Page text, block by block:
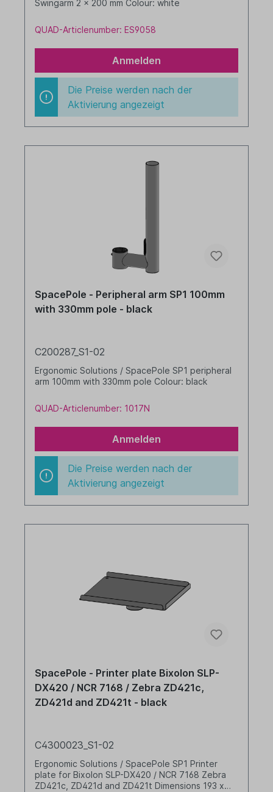
Swingarm 2 x 200 mm Colour: white
QUAD-Articlenumber: ES9058
Anmelden
Die Preise werden nach der
Aktivierung angezeigt
SpacePole - Peripheral arm SP1 100mm
with 330mm pole - black
C200287_S1-02
Ergonomic Solutions / SpacePole SP1 peripheral
arm 100mm with 330mm pole Colour: black
QUAD-Articlenumber: 1017N
Anmelden
Die Preise werden nach der
Aktivierung angezeigt
SpacePole - Printer plate Bixolon SLP-
DX420 / NCR 7168 / Zebra ZD421c,
ZD421d and ZD421t - black
C4300023_S1-02
Ergonomic Solutions / SpacePole SP1 Printer
plate for Bixolon SLP-DX420 / NCR 7168 Zebra
ZD421c, ZD421d and ZD421t Dimensions 193 x